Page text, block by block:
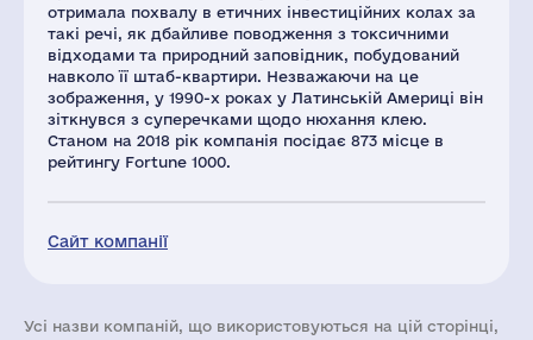
отримала похвалу в етичних інвестиційних колах за
такі речі, як дбайливе поводження з токсичними
відходами та природний заповідник, побудований
навколо її штаб-квартири. Незважаючи на це
зображення, у 1990-х роках у Латинській Америці він
зіткнувся з суперечками щодо нюхання клею.
Станом на 2018 рік компанія посідає 873 місце в
рейтингу Fortune 1000.
Сайт компанії
Усі назви компаній, що використовуються на цій сторінці,